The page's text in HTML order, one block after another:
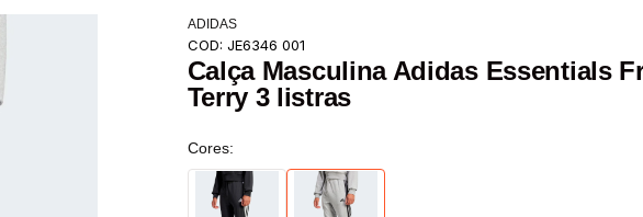
ADIDAS
COD: JE6346 001
Calça Masculina Adidas Essentials
Terry 3 listras
Cores: